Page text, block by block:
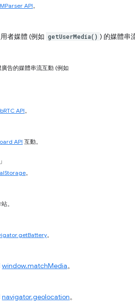
API。
者媒體 (例如 getUserMedia() ) 的媒體串
告的媒體串流互動 (例如
API。
API 互動。
。
。
。
window.matchMedia。
navigator.geolocation。